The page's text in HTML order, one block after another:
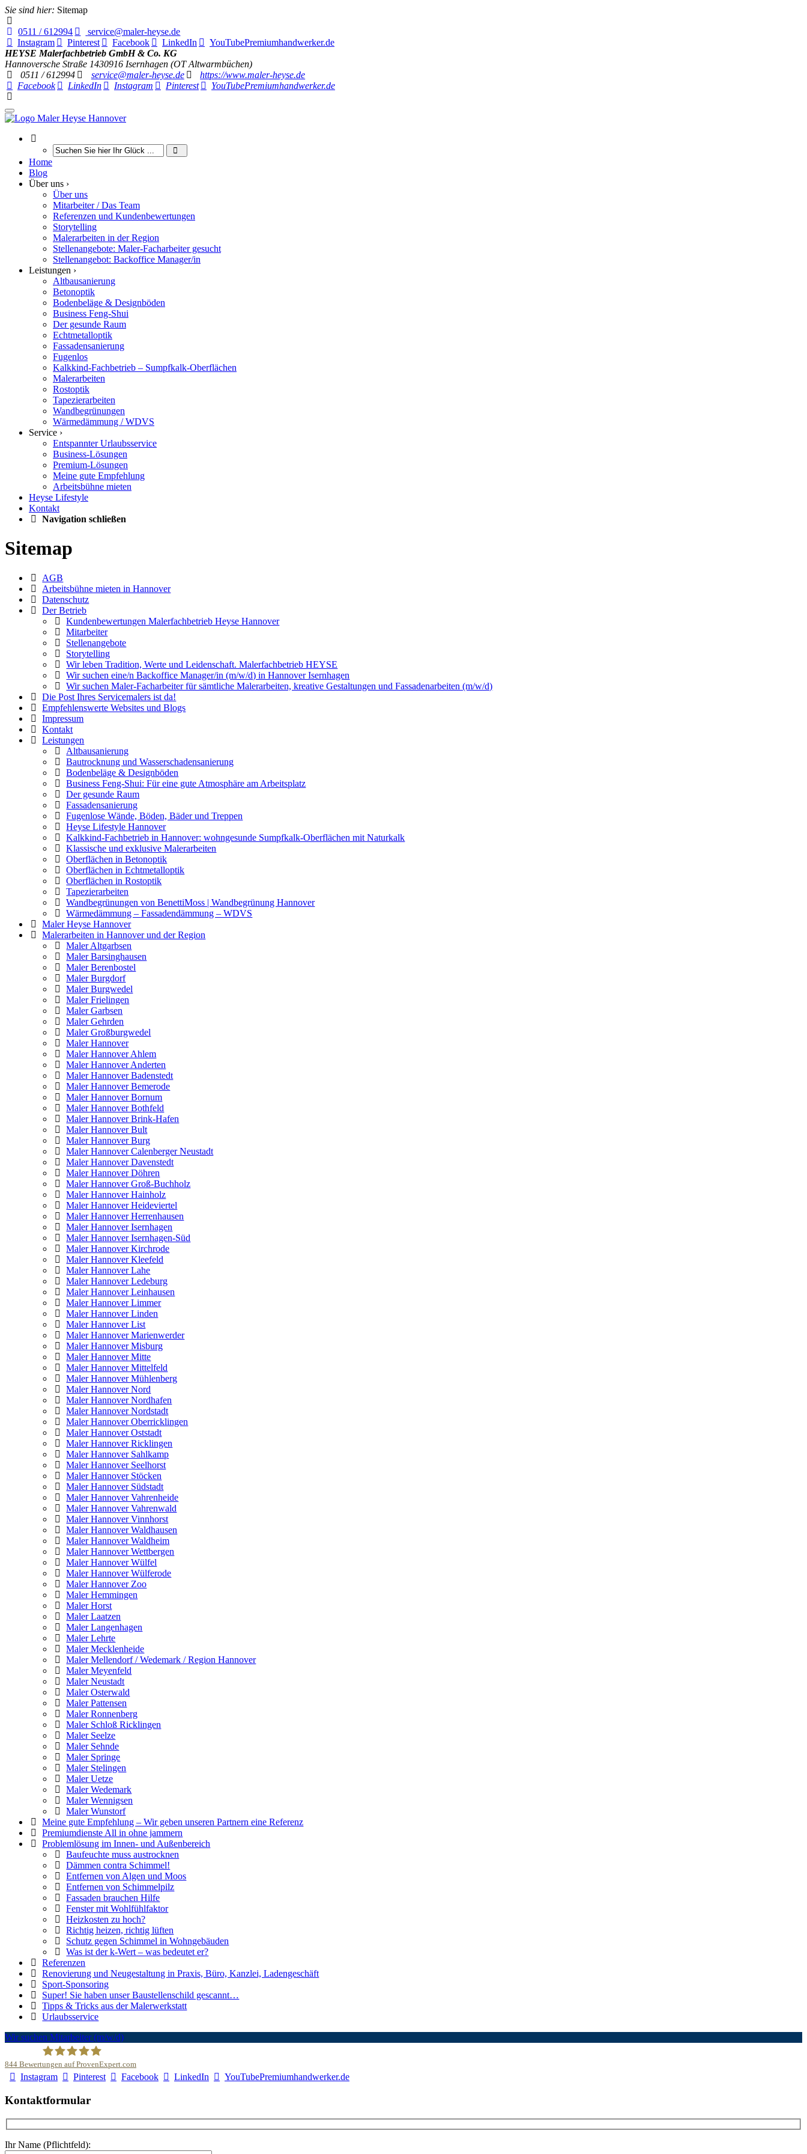
Sie sind hier: Sitemap
0511 / 612994
service@maler-heyse.de
Instagram
Pinterest Facebook LinkedIn YouTubePremiumhandwerker.de
HEYSE Malerfachbetrieb GmbH & Co. KG
Hannoversche Straße 1430916 Isernhagen (OT Altwarmbüchen)
0511 / 612994
service@maler-heyse.de
https://www.maler-heyse.de
Facebook
LinkedIn Instagram Pinterest YouTubePremiumhandwerker.de
Home
Blog
Über uns ›
Über uns
Mitarbeiter / Das Team
Referenzen und Kundenbewertungen
Storytelling
Malerarbeiten in der Region
Stellenangebote: Maler-Facharbeiter gesucht
Stellenangebot: Backoffice Manager/in
Leistungen ›
Altbausanierung
Betonoptik
Bodenbeläge & Designböden
Business Feng-Shui
Der gesunde Raum
Echtmetalloptik
Fassadensanierung
Fugenlos
Kalkkind-Fachbetrieb – Sumpfkalk-Oberflächen
Malerarbeiten
Rostoptik
Tapezierarbeiten
Wandbegrünungen
Wärmedämmung / WDVS
Service ›
Entspannter Urlaubsservice
Business-Lösungen
Premium-Lösungen
Meine gute Empfehlung
Arbeitsbühne mieten
Heyse Lifestyle
Kontakt
Navigation schließen
Sitemap
AGB
Arbeitsbühne mieten in Hannover
Datenschutz
Der Betrieb
Kundenbewertungen Malerfachbetrieb Heyse Hannover
Mitarbeiter
Stellenangebote
Storytelling
Wir leben Tradition, Werte und Leidenschaft. Malerfachbetrieb HEYSE
Wir suchen eine/n Backoffice Manager/in (m/w/d) in Hannover Isernhagen
Wir suchen Maler-Facharbeiter für sämtliche Malerarbeiten, kreative Gestaltungen und Fassadenarbeiten (m/w/d)
Die Post Ihres Servicemalers ist da!
Empfehlenswerte Websites und Blogs
Impressum
Kontakt
Leistungen
Altbausanierung
Bautrocknung und Wasserschadensanierung
Bodenbeläge & Designböden
Business Feng-Shui: Für eine gute Atmosphäre am Arbeitsplatz
Der gesunde Raum
Fassadensanierung
Fugenlose Wände, Böden, Bäder und Treppen
Heyse Lifestyle Hannover
Kalkkind-Fachbetrieb in Hannover: wohngesunde Sumpfkalk-Oberflächen mit Naturkalk
Klassische und exklusive Malerarbeiten
Oberflächen in Betonoptik
Oberflächen in Echtmetalloptik
Oberflächen in Rostoptik
Tapezierarbeiten
Wandbegrünungen von BenettiMoss | Wandbegrünung Hannover
Wärmedämmung – Fassadendämmung – WDVS
Maler Heyse Hannover
Malerarbeiten in Hannover und der Region
Maler Altgarbsen
Maler Barsinghausen
Maler Berenbostel
Maler Burgdorf
Maler Burgwedel
Maler Frielingen
Maler Garbsen
Maler Gehrden
Maler Großburgwedel
Maler Hannover
Maler Hannover Ahlem
Maler Hannover Anderten
Maler Hannover Badenstedt
Maler Hannover Bemerode
Maler Hannover Bornum
Maler Hannover Bothfeld
Maler Hannover Brink-Hafen
Maler Hannover Bult
Maler Hannover Burg
Maler Hannover Calenberger Neustadt
Maler Hannover Davenstedt
Maler Hannover Döhren
Maler Hannover Groß-Buchholz
Maler Hannover Hainholz
Maler Hannover Heideviertel
Maler Hannover Herrenhausen
Maler Hannover Isernhagen
Maler Hannover Isernhagen-Süd
Maler Hannover Kirchrode
Maler Hannover Kleefeld
Maler Hannover Lahe
Maler Hannover Ledeburg
Maler Hannover Leinhausen
Maler Hannover Limmer
Maler Hannover Linden
Maler Hannover List
Maler Hannover Marienwerder
Maler Hannover Misburg
Maler Hannover Mitte
Maler Hannover Mittelfeld
Maler Hannover Mühlenberg
Maler Hannover Nord
Maler Hannover Nordhafen
Maler Hannover Nordstadt
Maler Hannover Oberricklingen
Maler Hannover Oststadt
Maler Hannover Ricklingen
Maler Hannover Sahlkamp
Maler Hannover Seelhorst
Maler Hannover Stöcken
Maler Hannover Südstadt
Maler Hannover Vahrenheide
Maler Hannover Vahrenwald
Maler Hannover Vinnhorst
Maler Hannover Waldhausen
Maler Hannover Waldheim
Maler Hannover Wettbergen
Maler Hannover Wülfel
Maler Hannover Wülferode
Maler Hannover Zoo
Maler Hemmingen
Maler Horst
Maler Laatzen
Maler Langenhagen
Maler Lehrte
Maler Mecklenheide
Maler Mellendorf / Wedemark / Region Hannover
Maler Meyenfeld
Maler Neustadt
Maler Osterwald
Maler Pattensen
Maler Ronnenberg
Maler Schloß Ricklingen
Maler Seelze
Maler Sehnde
Maler Springe
Maler Stelingen
Maler Uetze
Maler Wedemark
Maler Wennigsen
Maler Wunstorf
Meine gute Empfehlung – Wir geben unseren Partnern eine Referenz
Premiumdienste All in ohne jammern
Problemlösung im Innen- und Außenbereich
Baufeuchte muss austrocknen
Dämmen contra Schimmel!
Entfernen von Algen und Moos
Entfernen von Schimmelpilz
Fassaden brauchen Hilfe
Fenster mit Wohlfühlfaktor
Heizkosten zu hoch?
Richtig heizen, richtig lüften
Schutz gegen Schimmel in Wohngebäuden
Was ist der k-Wert – was bedeutet er?
Referenzen
Renovierung und Neugestaltung in Praxis, Büro, Kanzlei, Ladengeschäft
Sport-Sponsoring
Super! Sie haben unser Baustellenschild gescannt…
Tipps & Tricks aus der Malerwerkstatt
Urlaubsservice
Wir suchen Mitarbeiter (m/w/d)
844 Bewertungen auf ProvenExpert.com
Instagram Pinterest Facebook LinkedIn YouTubePremiumhandwerker.de
Kontaktformular
Ihr Name (Pflichtfeld):